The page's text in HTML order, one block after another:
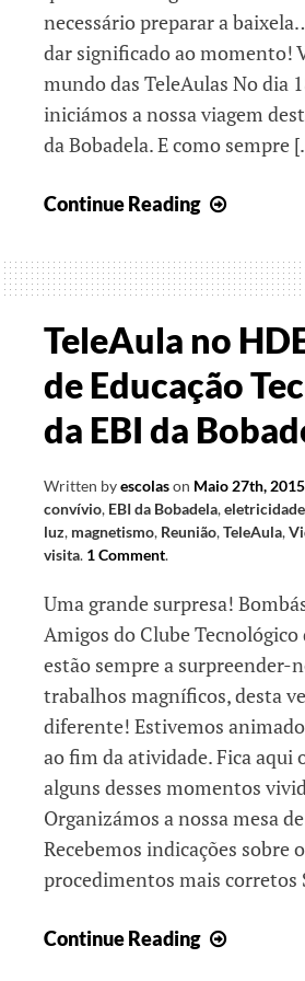
necessário preparar a
dar significado ao momento!
mundo das TeleAulas No dia
iniciámos a nossa viagem
da Bobadela. E como sempre
Continue Reading
ao
uma
viagem
faz
conta…
TeleAula no
de Educação
da EBI da
Written byescolason Maio 27th, 2015
convívio, EBI da Bobadela,eletricidade
luz, magnetismo, Reunião,TeleAula,
visita. 1 Comment.
Uma grande surpresa!
Amigos do Clube Tecnológico
estão sempre a surpreender-
trabalhos magníficos, desta
diferente! Estivemos
ao fim da atividade. Fica aqui
alguns desses momentos
Organizámos a nossa mesa
Recebemos indicações sobre
procedimentos mais corretos
Continue Reading